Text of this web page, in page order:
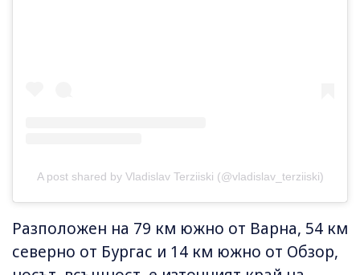
A post shared by Vladislav Terziiski (@vladislav_terziiski)
Разположен на 79 км южно от Варна, 54 км
северно от Бургас и 14 км южно от Обзор,